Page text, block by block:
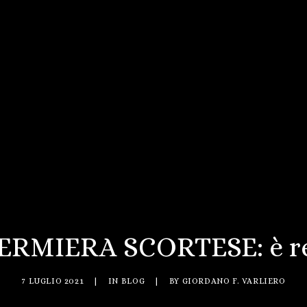
SCORTESE: è
7 LUGLIO 2021 IN BLOG BY GIORDANO F. VARLIERO